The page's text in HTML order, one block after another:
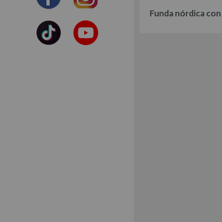
Funda nórdica